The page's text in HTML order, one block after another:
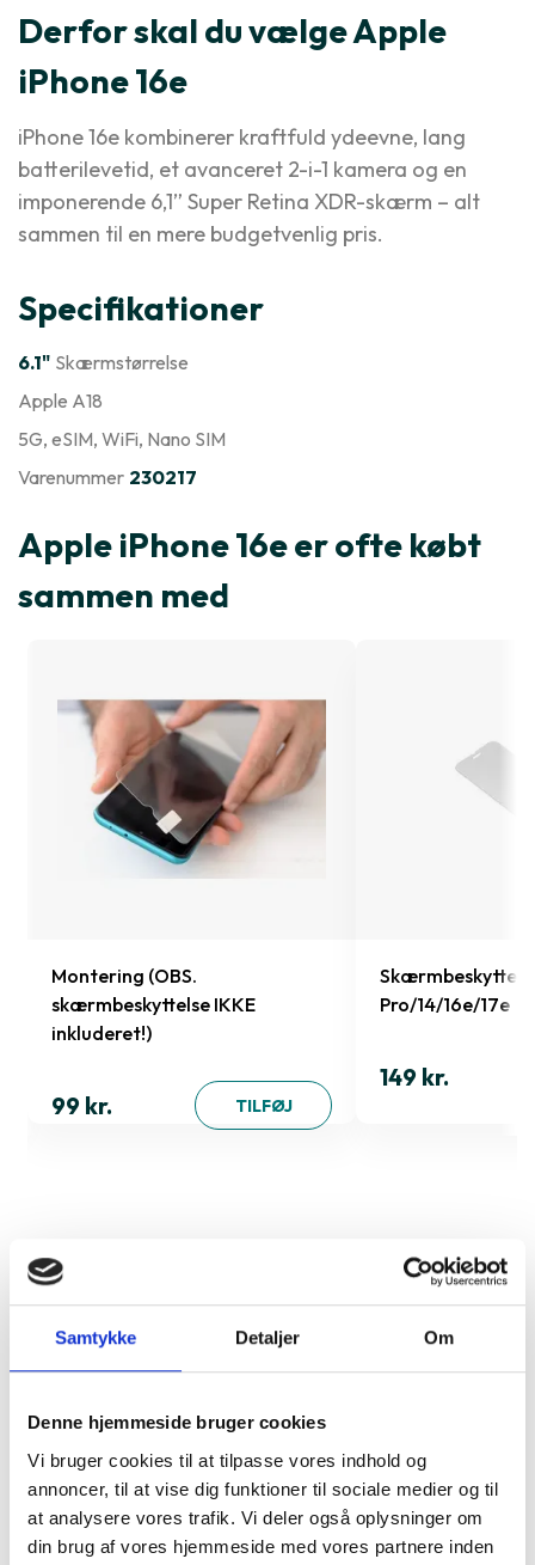
Samtykke Detaljer Om
Denne hjemmeside bruger cookies
Vi bruger cookies til at tilpasse vores indhold og
annoncer, til at vise dig funktioner til sociale medier og til
at analysere vores trafik. Vi deler også oplysninger om
din brug af vores hjemmeside med vores partnere inden
Derfor skal du vælge Apple
iPhone 16e
iPhone 16e kombinerer kraftfuld ydeevne, lang
batterilevetid, et avanceret 2-i-1 kamera og en
imponerende 6,1” Super Retina XDR-skærm – alt
sammen til en mere budgetvenlig pris.
Specifikationer
6.1" Skærmstørrelse
Apple A18
5G, eSIM, WiFi, Nano SIM
Varenummer 230217
Apple iPhone 16e er ofte købt
sammen med
Montering (OBS.
skærmbeskyttelse IKKE
inkluderet!)
99 kr. TILFØJ
Pro/14/16e/17e
149 kr.